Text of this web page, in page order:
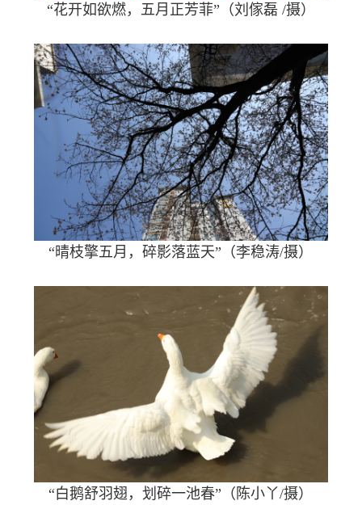
“花开如欲燃，五月正芳菲”（刘傢磊 /摄）
“晴枝擎五月，碎影落蓝天”（李稳涛/摄）
“白鹅舒羽翅，划碎一池春”（陈小丫/摄）